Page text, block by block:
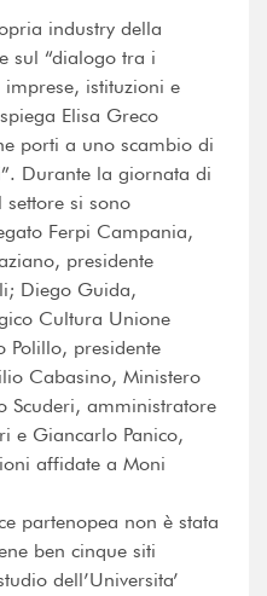
industry della
sul “dialogo tra i
istituzioni e
Elisa Greco
porti a uno scambio di
Durante la giornata di
si sono
Ferpi Campania,
presidente
Diego Guida,
Cultura Unione
Polillo, presidente
Cabasino, Ministero
Scuderi, amministratore
e Giancarlo Panico,
affidate a Moni
partenopea non è stata
ben cinque siti
dell’Universita’